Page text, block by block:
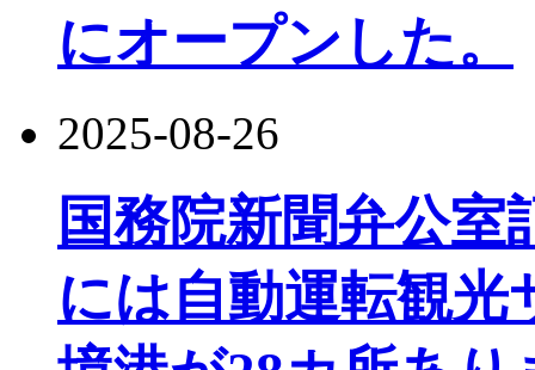
にオープンした。
2025-08-26
国務院新聞弁公
には自動運転観